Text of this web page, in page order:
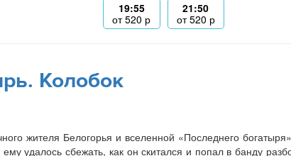
19:55
от520 р
21:50
от520 р
Колобок
жителя Белогорья и вселенной «Последнего
удалось сбежать, как он скитался и попал в банду